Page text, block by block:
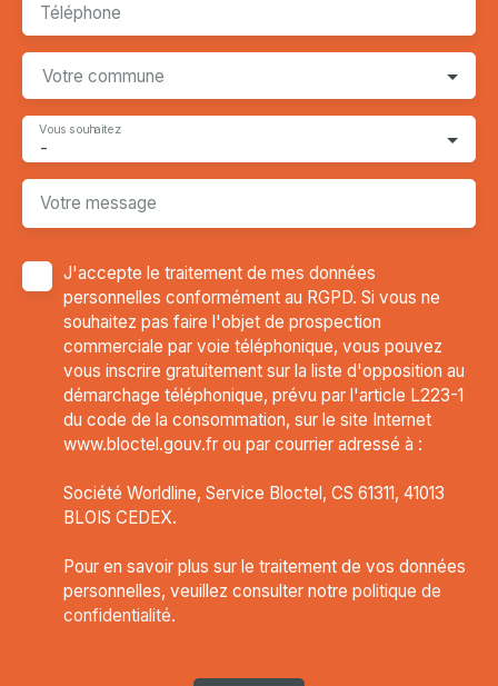
Téléphone
Votre commune
-
Vous souhaitez
Votre message
J'accepte le traitement de mes données
personnelles conformément au RGPD. Si vous ne
souhaitez pas faire l'objet de prospection
commerciale par voie téléphonique, vous pouvez
vous inscrire gratuitement sur la liste d'opposition au
démarchage téléphonique, prévu par l'article L223-1
du code de la consommation, sur le site Internet
www.bloctel.gouv.fr ou par courrier adressé à :
Société Worldline, Service Bloctel, CS 61311, 41013
BLOIS CEDEX.
Pour en savoir plus sur le traitement de vos données
personnelles, veuillez consulter notre politique de
confidentialité.